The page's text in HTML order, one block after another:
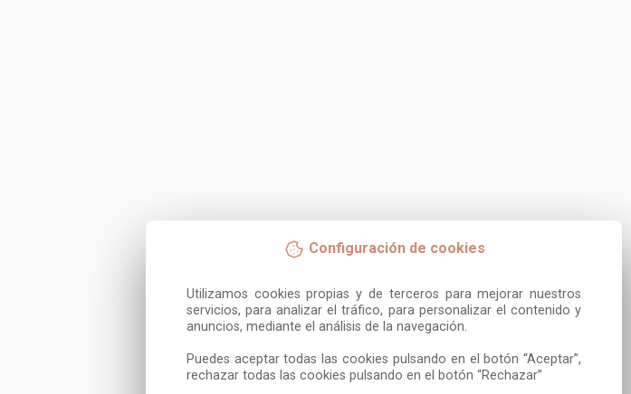
Configuración de cookies
Utilizamos cookies propias y de terceros para mejorar nuestros
servicios, para analizar el tráfico, para personalizar el contenido y
anuncios, mediante el análisis de la navegación.
Puedes aceptar todas las cookies pulsando en el botón “Aceptar”,
rechazar todas las cookies pulsando en el botón “Rechazar”